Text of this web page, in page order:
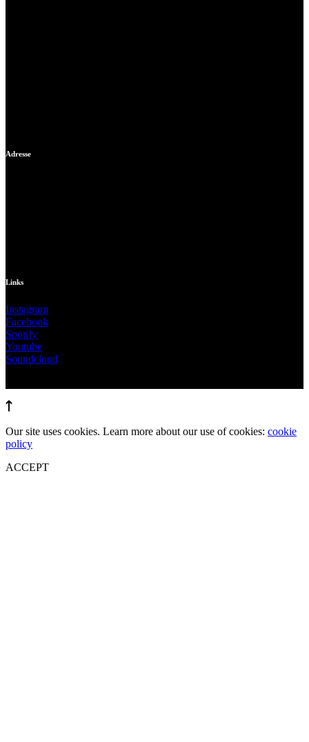
Adresse
Links
Instagram
Facebook
Spotify
Youtube
Soundcloud
Our site uses cookies. Learn more about our use of cookies: cookie
policy
ACCEPT